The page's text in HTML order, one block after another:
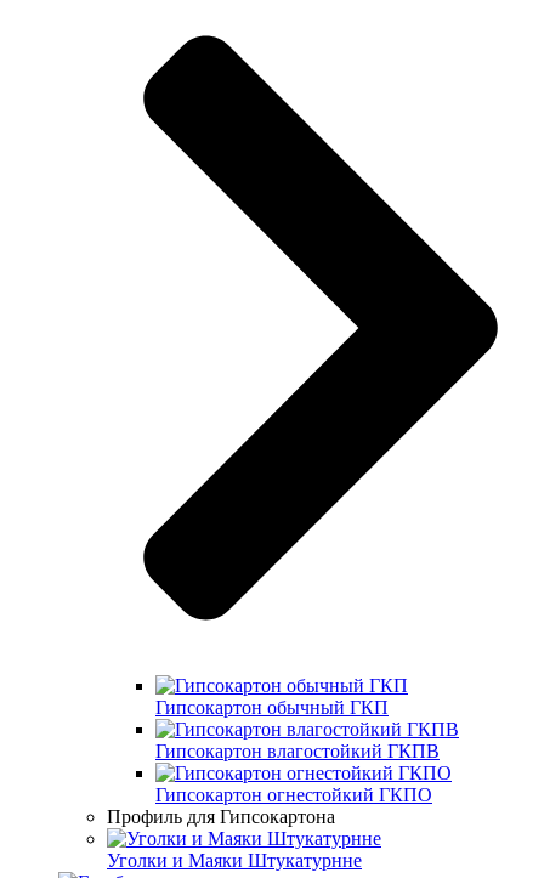
Гипсокартон обычный ГКП
Гипсокартон влагостойкий ГКПВ
Гипсокартон огнестойкий ГКПО
Профиль для Гипсокартона
Уголки и Маяки Штукатурнне